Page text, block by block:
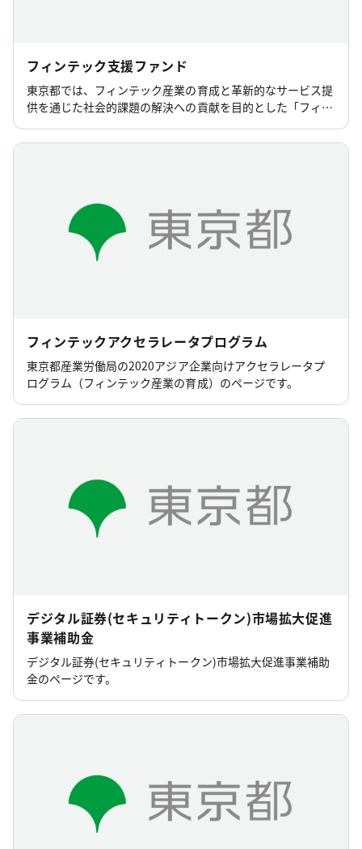
フィンテック支援ファンド
東京都では、フィンテック産業の育成と革新的なサービス提
供を通じた社会的課題の解決への貢献を目的とした「フィン
対する資金供給を行っています。
フィンテックアクセラレータプログラム
東京都産業労働局の2020アジア企業向けアクセラレータプ
ログラム（フィンテック産業の育成）のページです。
デジタル証券(セキュリティトークン)市場拡大促進
事業補助金
デジタル証券(セキュリティトークン)市場拡大促進事業補助
金のページです。